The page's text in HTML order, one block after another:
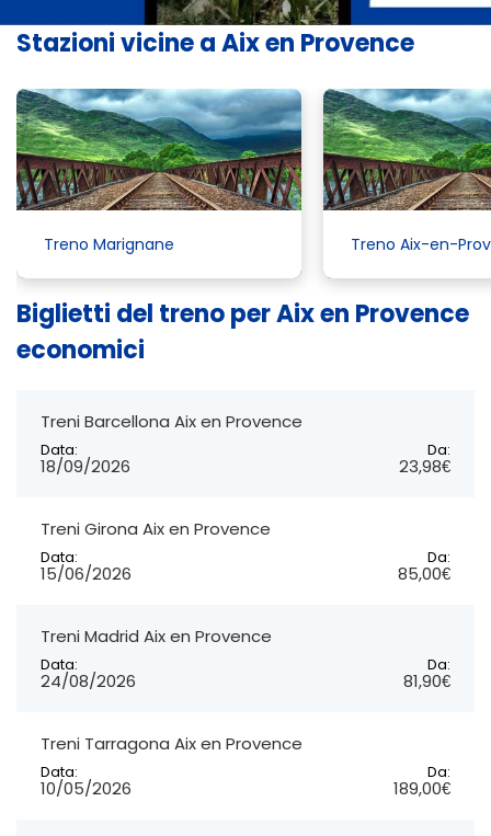
Stazioni vicine a Aix en Provence
Treno Marignane Treno Aix-en-
Biglietti del treno per Aix en Provence
economici
Treni Barcellona Aix en Provence
Data:
18/09/2026
Da:
23,98€
Treni Girona Aix en Provence
Data:
15/06/2026
Da:
85,00€
Treni Madrid Aix en Provence
Data:
24/08/2026
Da:
81,90€
Treni Tarragona Aix en Provence
Data:
10/05/2026
Da:
189,00€